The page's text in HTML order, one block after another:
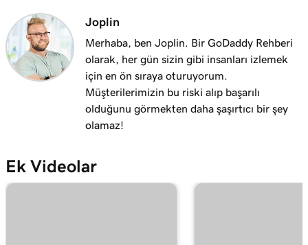
Ders 15 (/25)
Alan adınızı WordPress için Yönetilebilir
Hosting web sitesine bağlama
Ders 16 (/25)
301 veya 302 yönlendirmesi kullanmalı
Alan adımı yönlendir
Joplin
Merhaba, ben Joplin. Bir GoDaddy Rehberi
olarak, her gün sizin gibi insanları izlemek
için en ön sıraya oturuyorum.
Müşterilerimizin bu riski alıp başarılı
olduğunu görmekten daha şaşırtıcı bir şey
olamaz!
Ek Videolar